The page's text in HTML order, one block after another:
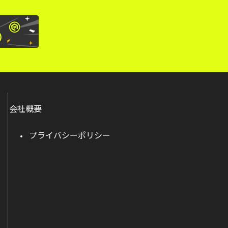
会社概要
プライバシーポリシー